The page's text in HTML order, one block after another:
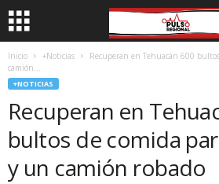
Inicio +Noticias
Recuperan en Tehuacán 600
camión...
+NOTICIAS
Recuperan en
bultos de comida
y un camión robado